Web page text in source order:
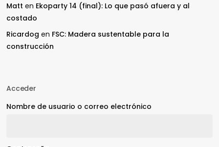
Matt en Ekoparty 14 (final): Lo que pasó afuera y al
costado
Ricardog en FSC: Madera sustentable para la
construcción
Acceder
Nombre de usuario o correo electrónico